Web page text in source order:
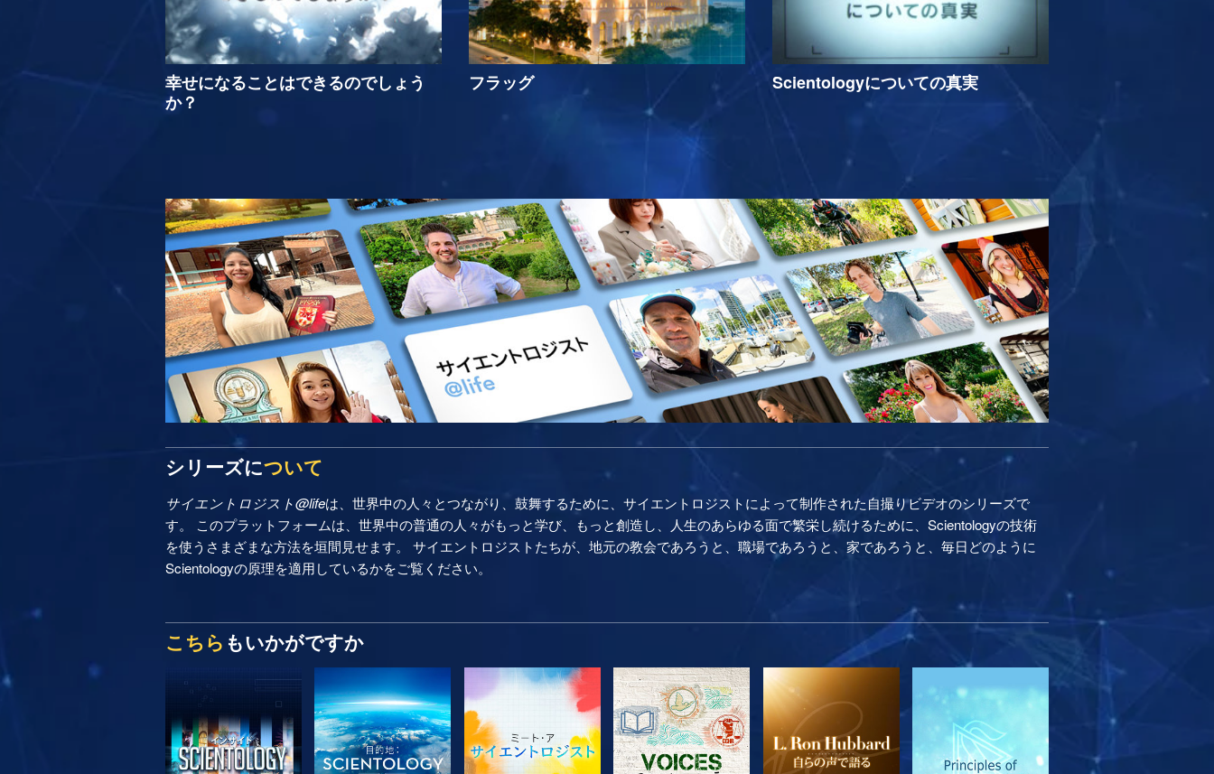
幸せになることはできるのでしょう
か？
フラッグ Scientologyについての真実
シリーズについて
サイエントロジスト@lifeは、世界中の人々とつながり、鼓舞するために、サイエントロジストによって制作された自撮りビデオのシリーズで
す。 このプラットフォームは、世界中の普通の人々がもっと学び、もっと創造し、人生のあらゆる面で繁栄し続けるために、Scientologyの技術
を使うさまざまな方法を垣間見せます。 サイエントロジストたちが、地元の教会であろうと、職場であろうと、家であろうと、毎日どのように
Scientologyの原理を適用しているかをご覧ください。
こちら もいかがですか